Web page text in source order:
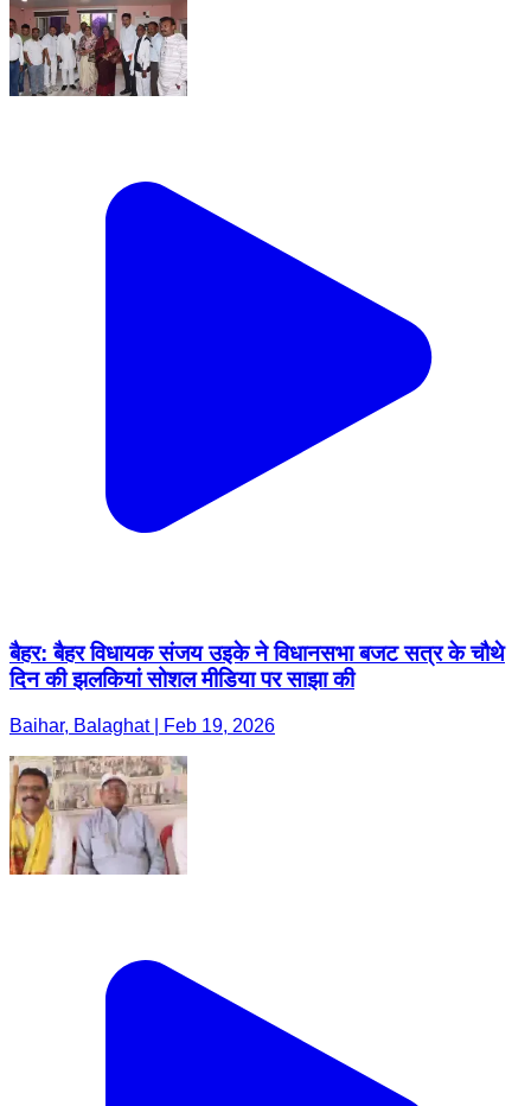
बैहर: बैहर विधायक संजय उइके ने विधानसभा बजट सत्र के चौथे
दिन की झलकियां सोशल मीडिया पर साझा की
Baihar, Balaghat | Feb 19, 2026